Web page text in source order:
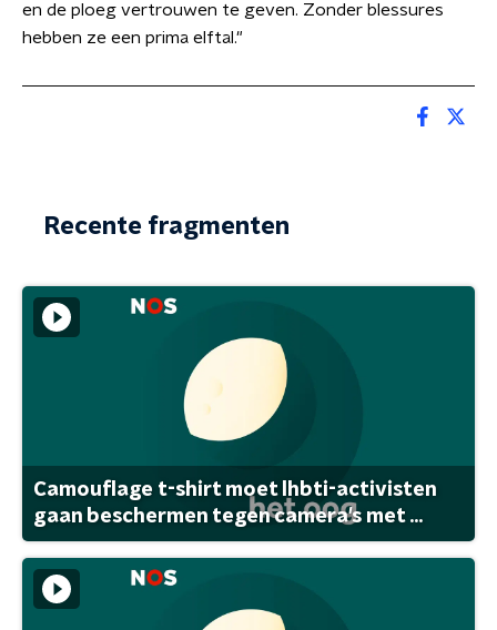
en de ploeg vertrouwen te geven. Zonder blessures
hebben ze een prima elftal."
Recente fragmenten
Camouflage t-shirt moet lhbti-activisten
gaan beschermen tegen camera's met ...